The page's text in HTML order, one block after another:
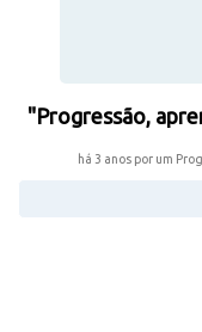
"Progressão,
há 3 anos por um